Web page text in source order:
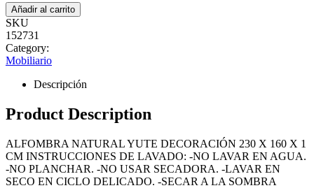
ALFOMBRA
NATURAL
YUTE
DECORACIÓN
230
X
160
cantidad
Añadir al carrito
SKU
152731
Category:
Mobiliario
Descripción
Product Description
ALFOMBRA NATURAL YUTE DECORACIÓN 230 X 160 X 1
CM INSTRUCCIONES DE LAVADO: -NO LAVAR EN AGUA.
-NO PLANCHAR. -NO USAR SECADORA. -LAVAR EN
SECO EN CICLO DELICADO. -SECAR A LA SOMBRA